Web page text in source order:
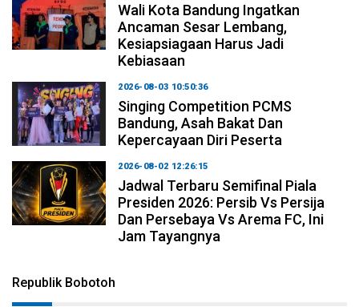
Wali Kota Bandung Ingatkan
Ancaman Sesar Lembang,
Kesiapsiagaan Harus Jadi
Kebiasaan
2026-08-03 10:50:36
Singing Competition PCMS
Bandung, Asah Bakat Dan
Kepercayaan Diri Peserta
2026-08-02 12:26:15
Jadwal Terbaru Semifinal Piala
Presiden 2026: Persib Vs Persija
Dan Persebaya Vs Arema FC, Ini
Jam Tayangnya
Republik Bobotoh